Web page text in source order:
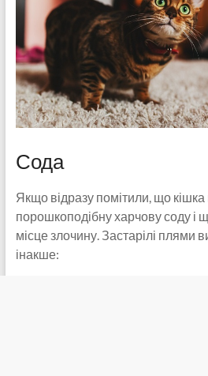
Сода
Якщо відразу помітили, що
порошкоподібну харчову соду і
місце злочину. Застарілі плями
інакше: